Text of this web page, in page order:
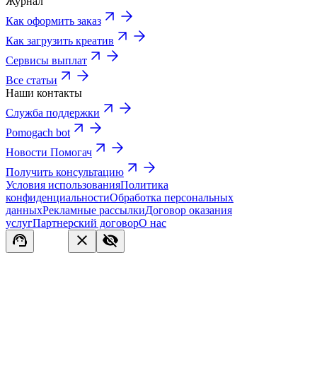
Как оформить заказ
Как загрузить креатив
Сервисы выплат
Все статьи
Наши контакты
Служба поддержки
Pomogach bot
Новости Помогач
Получить консультацию
Условия использованияПолитика
конфиденциальностиОбработка персональных
данныхРекламные рассылкиДоговор оказания
услугПартнерский договорО нас